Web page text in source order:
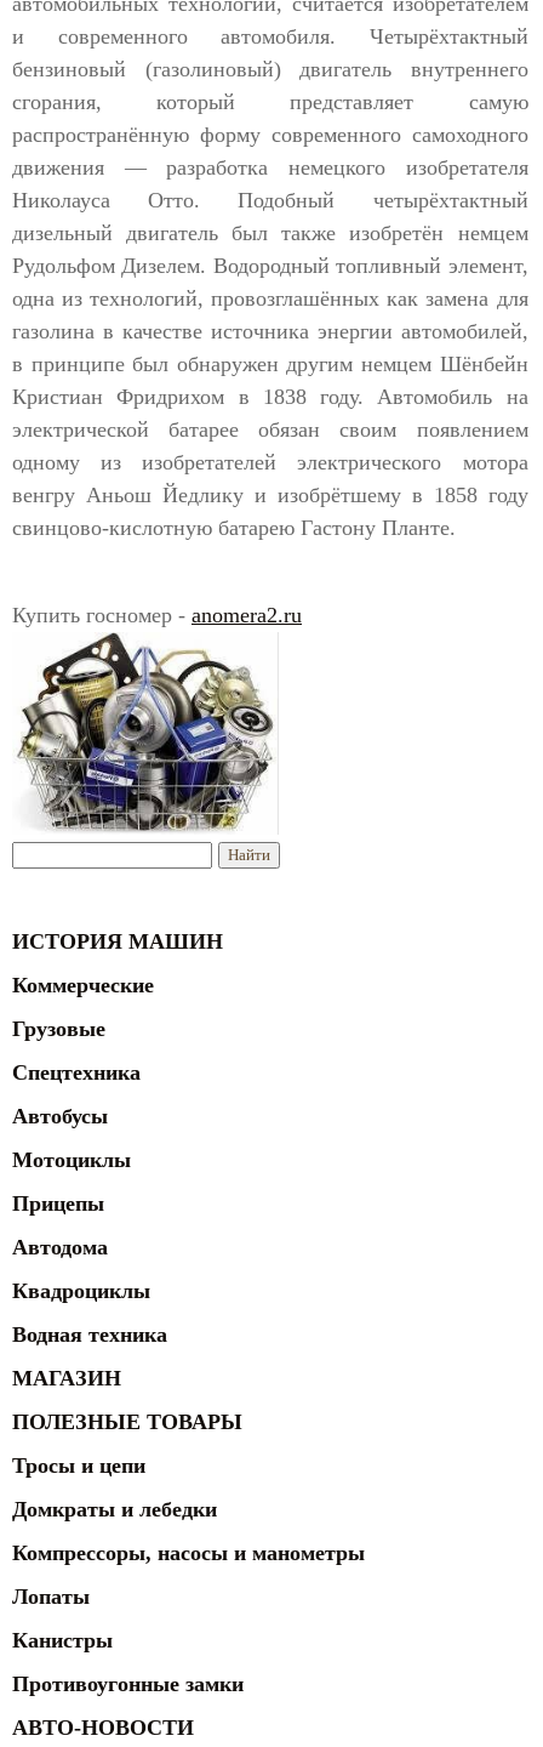
и современного автомобиля. Четырёхтактный
бензиновый (газолиновый) двигатель внутреннего
сгорания, который представляет самую
распространённую форму современного самоходного
движения — разработка немецкого изобретателя
Николауса Отто. Подобный четырёхтактный
дизельный двигатель был также изобретён немцем
Рудольфом Дизелем. Водородный топливный элемент,
одна из технологий, провозглашённых как замена для
газолина в качестве источника энергии автомобилей,
в принципе был обнаружен другим немцем Шёнбейн
Кристиан Фридрихом в 1838 году. Автомобиль на
электрической батарее обязан своим появлением
одному из изобретателей электрического мотора
венгру Аньош Йедлику и изобрётшему в 1858 году
свинцово-кислотную батарею Гастону Планте.
Купить госномер - anomera2.ru
ИСТОРИЯ МАШИН
Коммерческие
Грузовые
Спецтехника
Автобусы
Мотоциклы
Прицепы
Автодома
Квадроциклы
Водная техника
МАГАЗИН
ПОЛЕЗНЫЕ ТОВАРЫ
Тросы и цепи
Домкраты и лебедки
Компрессоры, насосы и манометры
Лопаты
Канистры
Противоугонные замки
АВТО-НОВОСТИ